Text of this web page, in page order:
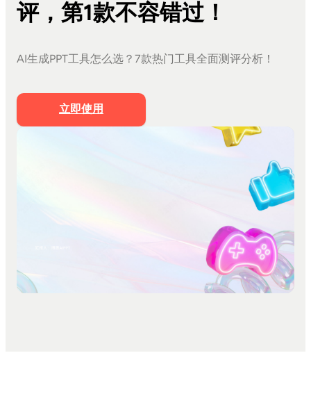
AI一键生成PPT
文档生成PPT
思维导图生成PPT
营销策划模板
评，第1款不容错过！
AI生成PPT工具怎么选？7款热门工具全面测评分析！
立即使用